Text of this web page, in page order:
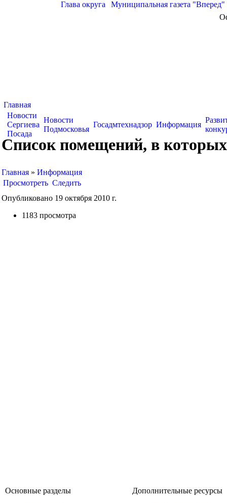
Глава округа Муниципальная газета "Вперед"
Главная
Новости
Сергиева
Посада
Новости
Подмосковья
Госадмтехнадзор Информация
Список помещений, в
Главная » Информация
Просмотреть Следить
Опубликовано 19 октября 2010 г.
1183 просмотра
Основные разделы
Дополнительные ресурсы